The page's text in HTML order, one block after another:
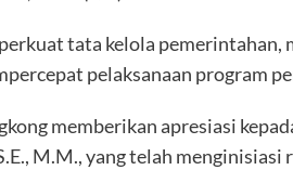
tata kelola
pelaksanaan program
memberikan apresiasi
M.M., yang telah